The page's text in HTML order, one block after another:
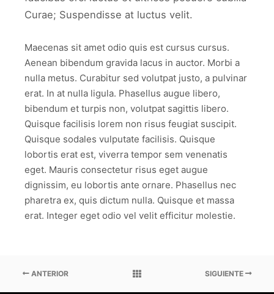
Curae; Suspendisse at luctus velit.
Maecenas sit amet odio quis est cursus cursus.
Aenean bibendum gravida lacus in auctor. Morbi a
nulla metus. Curabitur sed volutpat justo, a pulvinar
erat. In at nulla ligula. Phasellus augue libero,
bibendum et turpis non, volutpat sagittis libero.
Quisque facilisis lorem non risus feugiat suscipit.
Quisque sodales vulputate facilisis. Quisque
lobortis erat est, viverra tempor sem venenatis
eget. Mauris consectetur risus eget augue
dignissim, eu lobortis ante ornare. Phasellus nec
pharetra ex, quis dictum nulla. Quisque et massa
erat. Integer eget odio vel velit efficitur molestie.
ANTERIOR SIGUIENTE